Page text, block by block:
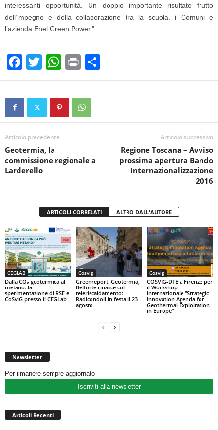
interessanti opportunità. Un doppio importante risultato frutto
dell’impegno e della collaborazione tra la scuola, i Comuni e
l’azienda Enel Green Power."
F
a
c
b
o
o
k
T
wi
tt
W
h
at
s
A
p
Pr
in
t
o
vi
Articolo precedente
​Geotermia, la
commissione regionale a
Larderello
Articolo successivo
Regione Toscana – Avviso
prossima apertura Bando
Internazionalizzazione
2016
ARTICOLI CORRELATI ALTRO DALL'AUTORE
CEGLAB
Dalla CO₂ geotermica al
metano: la
sperimentazione di RSE e
CoSviG presso il CEGLab
Cosvig
Greenreport: Geotermia,
Belforte rinasce col
teleriscaldamento:
Radicondoli in festa il 23
agosto
Cosvig
COSVIG-DTE a Firenze per
il Workshop
internazionale “Strategic
Innovation Agenda for
Geothermal Exploitation
in Europe”
Newsletter
Per rimanere sempre aggiornato
Iscriviti alla newsletter
Articoli Recenti